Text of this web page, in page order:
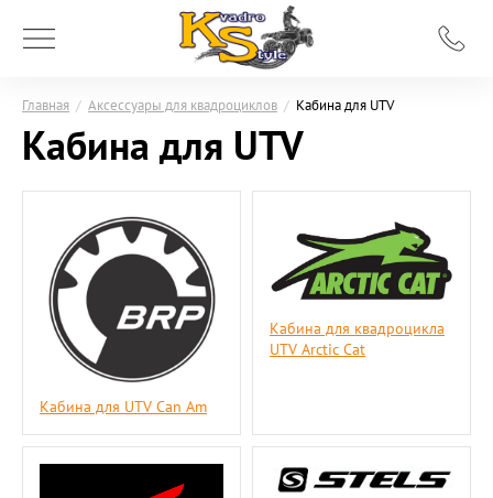
Главная / Аксессуары для квадроциклов / Кабина для UTV
Кабина для UTV
Кабина для UTV Can Am
Кабина для квадроцикла
UTV Arctic Cat